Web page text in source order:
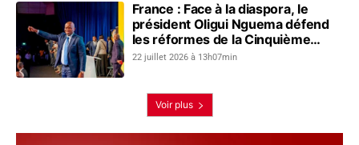
France : Face à la diaspora, le
président Oligui Nguema défend
les réformes de la Cinquième
République gabonaise
22 juillet 2026 à 13h07min
Voir plus